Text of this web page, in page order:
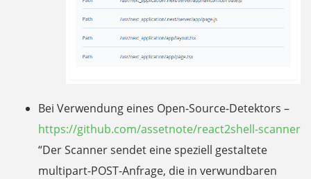
Bei Verwendung eines Open-Source-Detektors –
https://github.com/assetnote/react2shell-scanner
“Der Scanner sendet eine speziell gestaltete
multipart-POST-Anfrage, die in verwundbaren